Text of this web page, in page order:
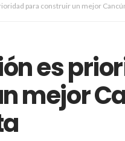
para construir un mejor
es
mejor